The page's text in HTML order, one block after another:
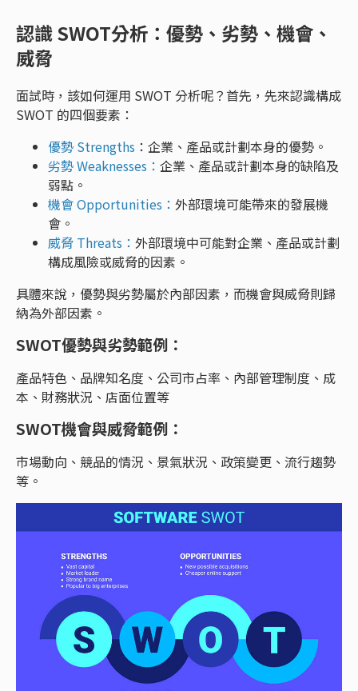
認識 SWOT分析：優勢、劣勢、機會、
威脅
面試時，該如何運用 SWOT 分析呢？首先，先來認識構成
SWOT 的四個要素：
優勢 Strengths ：企業、產品或計劃本身的優勢。
劣勢 Weaknesses： 企業、產品或計劃本身的缺陷及
弱點。
機會 Opportunities： 外部環境可能帶來的發展機
會。
威脅 Threats： 外部環境中可能對企業、產品或計劃
構成風險或威脅的因素。
具體來說，優勢與劣勢屬於內部因素，而機會與威脅則歸
納為外部因素。
SWOT優勢與劣勢範例：
產品特色、品牌知名度、公司市占率、內部管理制度、成
本、財務狀況、店面位置等
SWOT機會與威脅範例：
市場動向、競品的情況、景氣狀況、政策變更、流行趨勢
等。